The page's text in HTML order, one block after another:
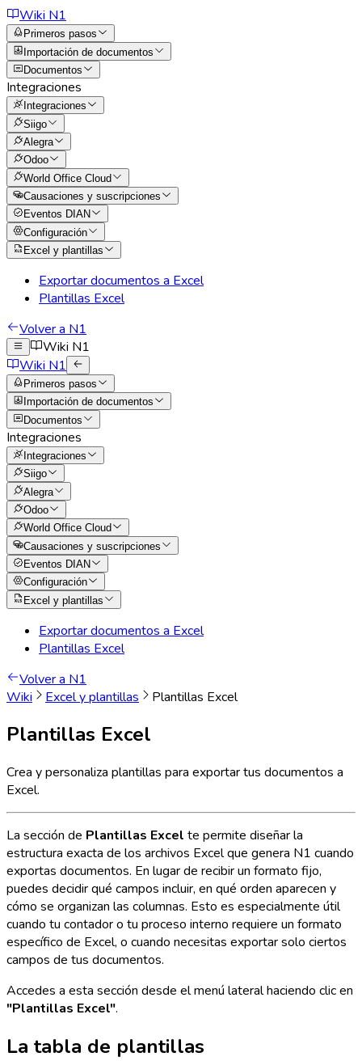
Wiki N1
Primeros pasos
Importación de documentos
Documentos
Integraciones
Integraciones
Siigo
Alegra
Odoo
World Office Cloud
Causaciones y suscripciones
Eventos DIAN
Configuración
Excel y plantillas
Exportar documentos a Excel
Plantillas Excel
Volver a N1
Wiki N1
Wiki N1
Primeros pasos
Importación de documentos
Documentos
Integraciones
Integraciones
Siigo
Alegra
Odoo
World Office Cloud
Causaciones y suscripciones
Eventos DIAN
Configuración
Excel y plantillas
Exportar documentos a Excel
Plantillas Excel
Volver a N1
Wiki
Excel y plantillas Plantillas Excel
Plantillas Excel
Crea y personaliza plantillas para exportar tus documentos a
Excel.
La sección de Plantillas Excel te permite diseñar la
estructura exacta de los archivos Excel que genera N1 cuando
exportas documentos. En lugar de recibir un formato fijo,
puedes decidir qué campos incluir, en qué orden aparecen y
cómo se organizan las columnas. Esto es especialmente útil
cuando tu contador o tu proceso interno requiere un formato
específico de Excel, o cuando necesitas exportar solo ciertos
campos de tus documentos.
Accedes a esta sección desde el menú lateral haciendo clic en
"Plantillas Excel".
La tabla de plantillas